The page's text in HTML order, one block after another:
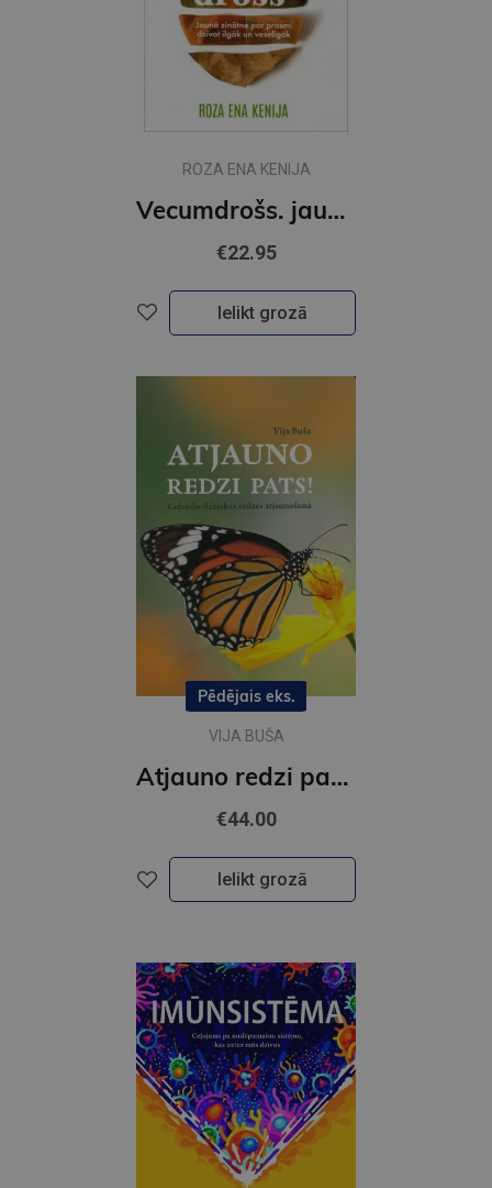
ROZA ENA KENIJA
Vecumdrošs. jaunā zinātne par prasmi dzīvot ilgāk un veselīgāk
€22.95
Ielikt grozā
Pēdējais eks.
VIJA BUŠA
Atjauno redzi pats!
€44.00
Ielikt grozā